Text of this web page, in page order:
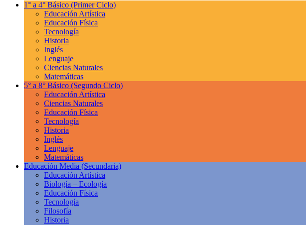
1° a 4° Básico (Primer Ciclo)
Educación Artística
Educación Física
Tecnología
Historia
Inglés
Lenguaje
Ciencias Naturales
Matemáticas
5° a 8° Básico (Segundo Ciclo)
Educación Artística
Ciencias Naturales
Educación Física
Tecnología
Historia
Inglés
Lenguaje
Matemáticas
Educación Media (Secundaria)
Educación Artística
Biología – Ecología
Educación Física
Tecnología
Filosofía
Historia